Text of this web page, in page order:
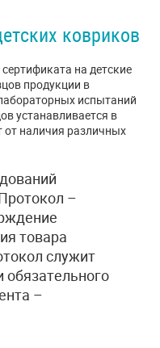
ковриков
на детские
продукции в
испытаний
устанавливается в
от наличия различных
–
товара
служит
обязательного
–